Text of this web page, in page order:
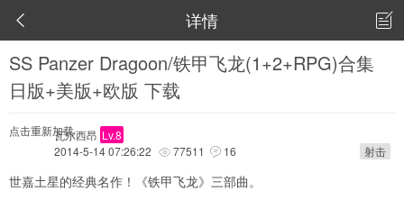
 详情 
SS Panzer Dragoon/铁甲飞龙(1+2+RPG)合集
日版+美版+欧版 下载
点击重新加载瓦尔西昂 Lv.8
2014-5-14 07:26:22
 77511  16 射击
世嘉土星的经典名作！《铁甲飞龙》三部曲。